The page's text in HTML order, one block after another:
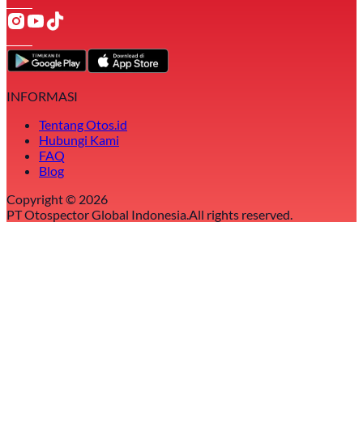
INFORMASI
Tentang Otos.id
Hubungi Kami
FAQ
Blog
Copyright © 2026
PT Otospector Global Indonesia.All rights reserved.